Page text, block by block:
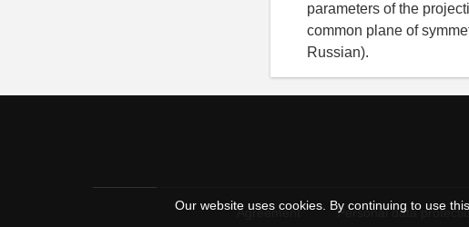
Our website uses cookies. By continuing to use
parameters of the
common plane of
Russian).
Agreement Personal data